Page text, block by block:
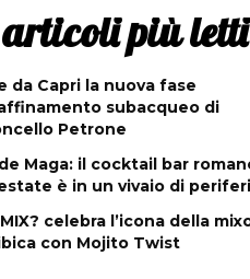
più letti
da Capri la nuova fase
subacqueo di
Petrone
Maga: il cocktail bar
è in un vivaio di
celebra l’icona della
con Mojito Twist